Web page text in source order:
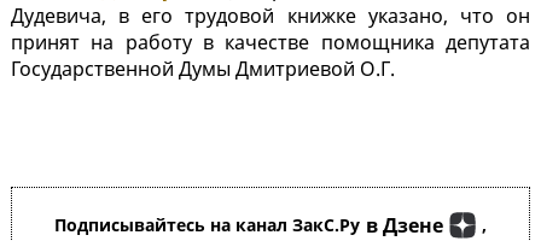
Дудевича, в его трудовой книжке указано, что он
принят на работу в качестве помощника депутата
Государственной Думы Дмитриевой О.Г.
Подписывайтесь на канал ЗакС.Ру в Дзене ,